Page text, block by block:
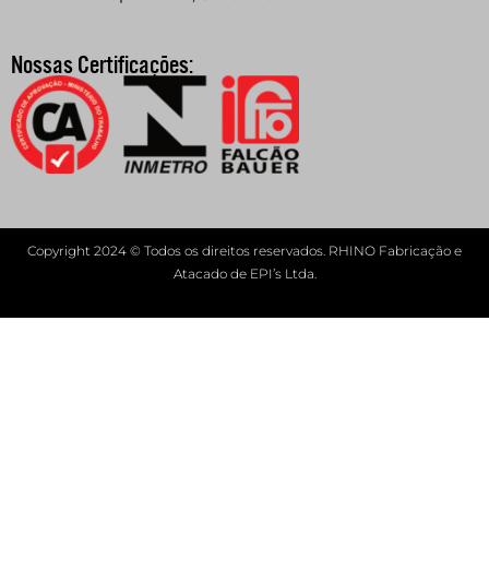
Nossas Certificações:
Copyright 2024 © Todos os direitos reservados. RHINO Fabricação e
Atacado de EPI’s Ltda.